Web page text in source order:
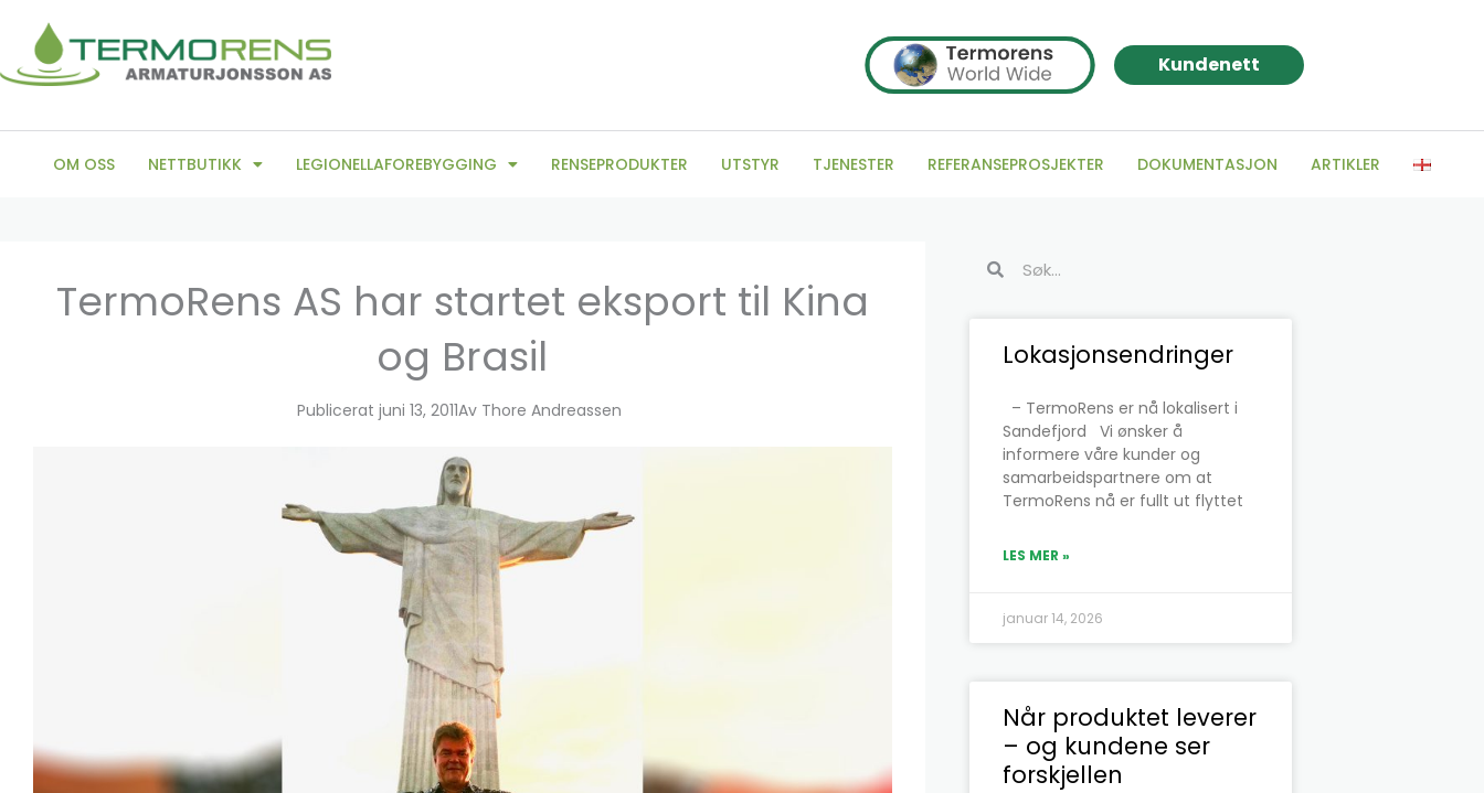
til
Kundenett
OM OSS NETTBUTIKK LEGIONELLAFOREBYGGING RENSEPRODUKTER UTSTYR TJENESTER REFERANSEPROSJEKTER DOKUMENTASJON ARTIKLER
TermoRens AS har startet eksport til Kina
og Brasil
Publicerat juni 13, 2011Av Thore Andreassen
Lokasjonsendringer
– TermoRens er nå lokalisert i
Sandefjord Vi ønsker å
informere våre kunder og
samarbeidspartnere om at
TermoRens nå er fullt ut flyttet
LES MER »
januar 14, 2026
Når produktet leverer
– og kundene ser
forskjellen